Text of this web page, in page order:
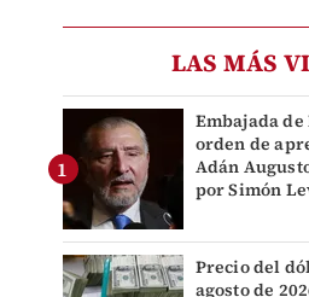
LAS MÁS
Embajada
orden de
Adán
por Simón
Precio del
agosto de